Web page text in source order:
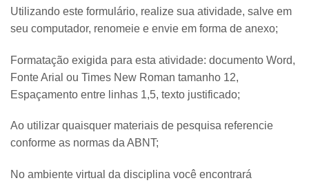
Utilizando este formulário, realize sua atividade, salve em
seu computador, renomeie e envie em forma de anexo;
Formatação exigida para esta atividade: documento Word,
Fonte Arial ou Times New Roman tamanho 12,
Espaçamento entre linhas 1,5, texto justificado;
Ao utilizar quaisquer materiais de pesquisa referencie
conforme as normas da ABNT;
No ambiente virtual da disciplina você encontrará